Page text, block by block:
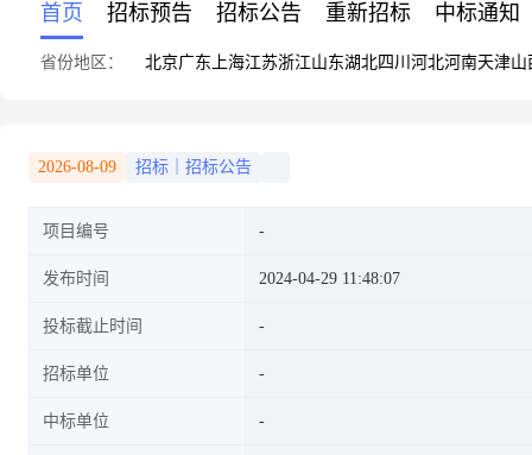
首页 招标预告 招标公告 重新招标 中标通知
省份地区： 北京广东 上海江苏浙江山东湖北四川 河北河南天津山
2026-08-09 招标｜招标公告
项目编号
发布时间 2024-04-29 11:48:07
投标截止时间
招标单位
中标单位